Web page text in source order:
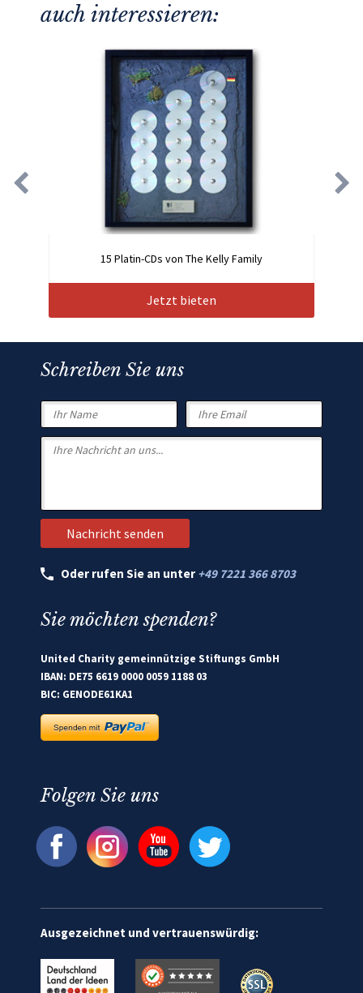
auch interessieren:
15 Platin-CDs von The Kelly Family
Jetzt bieten
Schreiben Sie uns
Oder rufen Sie an unter +49 7221 366 8703
Sie möchten spenden?
United Charity gemeinnützige Stiftungs GmbH
IBAN: DE75 6619 0000 0059 1188 03
BIC: GENODE61KA1
Folgen Sie uns
Ausgezeichnet und vertrauenswürdig: